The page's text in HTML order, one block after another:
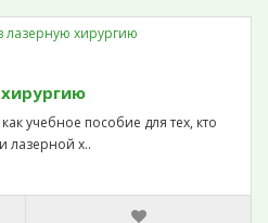
учебное пособие для тех, кто
лазерной х..